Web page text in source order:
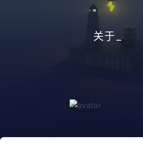
关于 _